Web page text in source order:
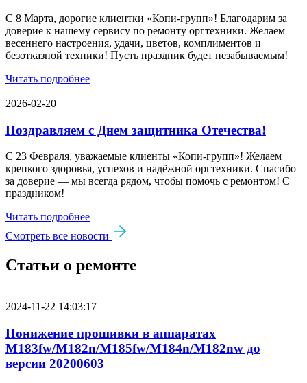
С 8 Марта, дорогие клиентки «Копи‑групп»! Благодарим за
доверие к нашему сервису по ремонту оргтехники. Желаем
весеннего настроения, удачи, цветов, комплиментов и
безотказной техники! Пусть праздник будет незабываемым!
Читать подробнее
2026-02-20
Поздравляем с Днем защитника Отечества!
С 23 Февраля, уважаемые клиенты «Копи‑групп»! Желаем
крепкого здоровья, успехов и надёжной оргтехники. Спасибо
за доверие — мы всегда рядом, чтобы помочь с ремонтом! С
праздником!
Читать подробнее
Смотреть все новости
Статьи о ремонте
2024-11-22 14:03:17
Понижение прошивки в аппаратах
M183fw/M182n/M185fw/M184n/M182nw до
версии 20200603